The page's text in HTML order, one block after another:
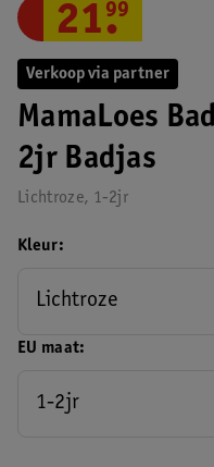
Verkoop via partner
MamaLoes
2jr Badjas
Lichtroze, 1-2jr
21.
99
EU maat
1-2jr
Kleur
Lichtroze